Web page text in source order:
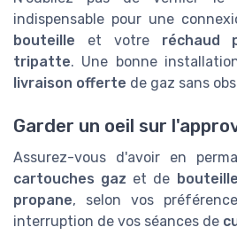
indispensable pour une
bouteille et votre réchaud
tripatte. Une bonne
livraison offerte de gaz sans
Garder un oeil sur
Assurez-vous d'avoir en
cartouches gaz et de
propane, selon vos
interruption de vos séances de